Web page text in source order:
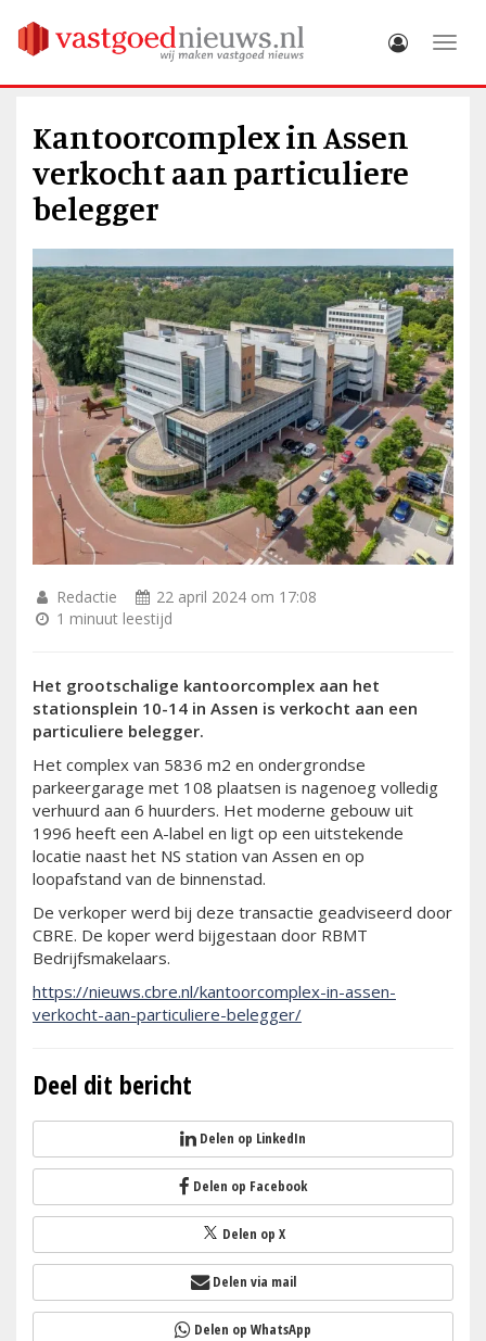
Kantoorcomplex in Assen
verkocht aan particuliere
belegger
Redactie
22 april 2024 om 17:08
1 minuut leestijd
Het grootschalige kantoorcomplex aan het
stationsplein 10-14 in Assen is verkocht aan een
particuliere belegger.
Het complex van 5836 m2 en ondergrondse
parkeergarage met 108 plaatsen is nagenoeg volledig
verhuurd aan 6 huurders. Het moderne gebouw uit
1996 heeft een A-label en ligt op een uitstekende
locatie naast het NS station van Assen en op
loopafstand van de binnenstad.
De verkoper werd bij deze transactie geadviseerd door
CBRE. De koper werd bijgestaan door RBMT
Bedrijfsmakelaars.
https://nieuws.cbre.nl/kantoorcomplex-in-assen-
verkocht-aan-particuliere-belegger/
Deel dit bericht
Delen op LinkedIn
Delen op Facebook
Delen op X
Delen via mail
Delen op WhatsApp